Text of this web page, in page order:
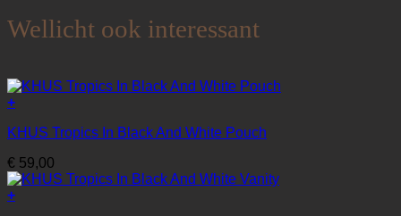
Wellicht ook interessant
+
KHUS Tropics In Black And White Pouch
€ 59,00
+